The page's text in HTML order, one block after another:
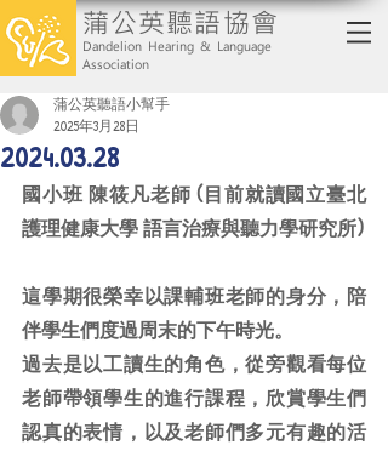
蒲公英聽語協會
Dandelion Hearing & Language
Association
2024.03.28
蒲公英聽語小幫手
2025年3月28日
國小班 陳筱凡老師 (目前就讀國立臺北
護理健康大學 語言治療與聽力學研究所)
這學期很榮幸以課輔班老師的身分，陪
伴學生們度過周末的下午時光。
過去是以工讀生的角色，從旁觀看每位
老師帶領學生的進行課程，欣賞學生們
認真的表情，以及老師們多元有趣的活